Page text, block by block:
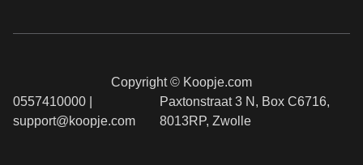
Copyright © Koopje.com
0557410000 |
support@koopje.com
Paxtonstraat 3 N, Box C6716,
8013RP, Zwolle